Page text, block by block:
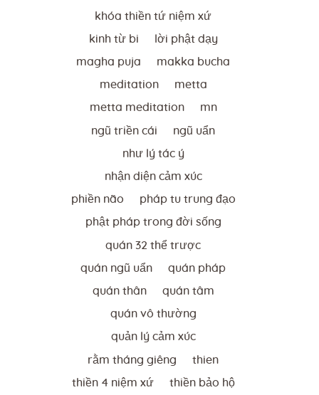
khóa thiền tứ niệm xứ
kinh từ bi lời phật dạy
magha puja makka bucha
meditation metta
metta meditation mn
ngũ triền cái ngũ uẩn
như lý tác ý
nhận diện cảm xúc
phiền não pháp tu trung đạo
phật pháp trong đời sống
quán 32 thể trược
quán ngũ uẩn quán pháp
quán thân quán tâm
quán vô thường
quản lý cảm xúc
rằm tháng giêng thien
thiền 4 niệm xứ thiền bảo hộ